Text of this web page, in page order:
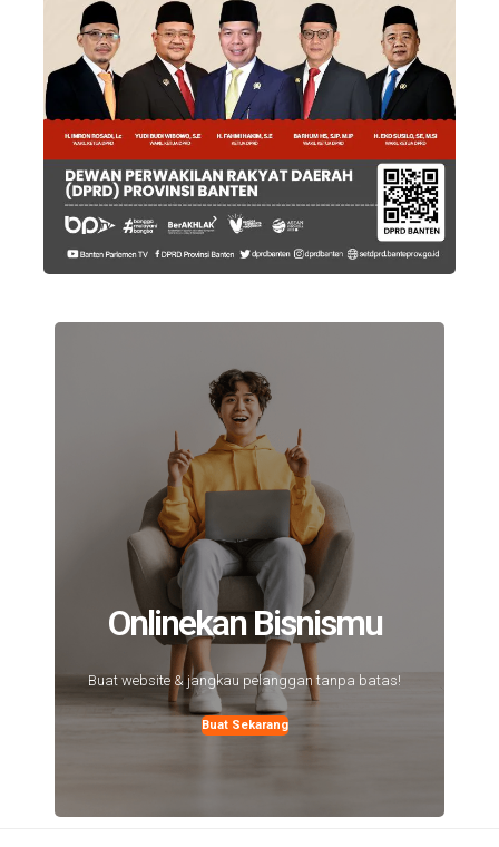
Onlinekan Bisnismu
Buat website & jangkau pelanggan tanpa batas!
Buat Sekarang